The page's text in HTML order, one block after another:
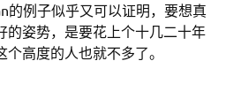
的例子似乎又可以证明，要想真
的姿势，是要花上个十几二十年
高度的人也就不多了。